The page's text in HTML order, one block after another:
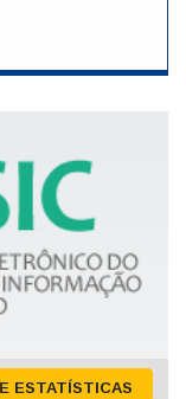
ESTATÍSTICAS